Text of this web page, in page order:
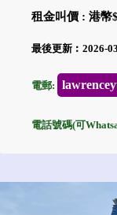
租金叫價 : 港幣
最後更新︰2026-
電郵:
電話號碼(可